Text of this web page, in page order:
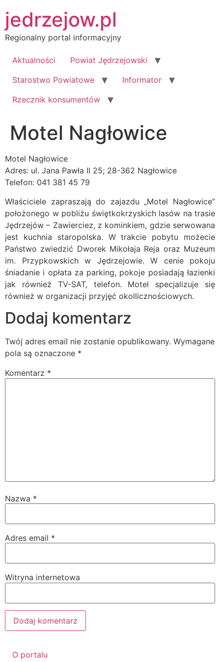
do
treści
jedrzejow.pl
Regionalny portal informacyjny
Aktualności
Powiat Jędrzejowski
Starostwo Powiatowe
Informator
Rzecznik konsumentów
Motel Nagłowice
Motel Nagłowice
Adres: ul. Jana Pawła II 25; 28-362 Nagłowice
Telefon: 041 381 45 79
Właściciele zapraszają do zajazdu „Motel Nagłowice”
położonego w pobliżu świętkokrzyskich lasów na trasie
Jędrzejów – Zawierciez, z kominkiem, gdzie serwowana
jest kuchnia staropolska. W trakcie pobytu możecie
Państwo zwiedzić Dworek Mikołaja Reja oraz Muzeum
im. Przypkowskich w Jędrzejowie. W cenie pokoju
śniadanie i opłata za parking, pokoje posiadają łazienki
jak również TV-SAT, telefon. Motel specjalizuje się
również w organizacji przyjęć okollicznościowych.
Dodaj komentarz
Twój adres email nie zostanie opublikowany. Wymagane
pola są oznaczone *
Komentarz *
Nazwa *
Adres email *
Witryna internetowa
O portalu